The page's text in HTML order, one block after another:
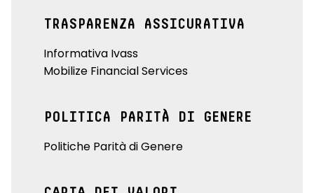
TRASPARENZA ASSICURATIVA
Informativa Ivass
Mobilize Financial Services
POLITICA PARITÀ DI GENERE
Politiche Parità di Genere